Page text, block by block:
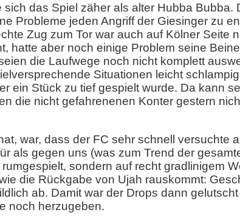
das Spiel zäher als alter Hubba Bubba.
Probleme jeden Angriff der Giesinger zu
Zug zum Tor war auch auf Kölner Seite
hatte aber noch einige Problem seine
die Laufwege noch nicht komplett
Situationen leicht
ein Stück zu tief gespielt wurde. Da kann
die nicht gefahrenenen Konter gestern
war, dass der FC sehr schnell versuchte
als gegen uns (was zum Trend der
sondern auf recht gradlinigem
die Rückgabe von Ujah rauskommt:
ab. Damit war der Drops dann
noch herzugeben.